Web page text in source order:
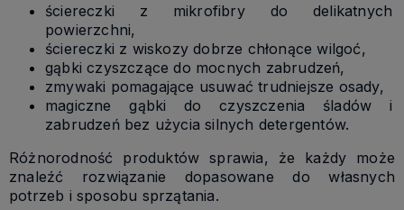
ściereczki z mikrofibry do delikatnych
powierzchni,
ściereczki z wiskozy dobrze chłonące wilgoć,
gąbki czyszczące do mocnych zabrudzeń,
zmywaki pomagające usuwać trudniejsze osady,
magiczne gąbki do czyszczenia śladów i
zabrudzeń bez użycia silnych detergentów.
Różnorodność produktów sprawia, że każdy może
znaleźć rozwiązanie dopasowane do własnych
potrzeb i sposobu sprzątania.